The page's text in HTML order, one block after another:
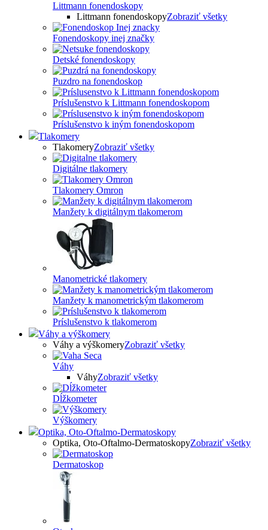
Littmann fonendoskopy
Littmann fonendoskopyZobraziť všetky
Fonendoskopy inej značky
Detské fonendoskopy
Puzdro na fonendoskop
Príslušenstvo k Littmann fonendoskopom
Príslušenstvo k iným fonendoskopom
Tlakomery
TlakomeryZobraziť všetky
Digitálne tlakomery
Tlakomery Omron
Manžety k digitálnym tlakomerom
Manometrické tlakomery
Manžety k manometrickým tlakomerom
Príslušenstvo k tlakomerom
Váhy a výškomery
Váhy a výškomeryZobraziť všetky
Váhy
VáhyZobraziť všetky
Dĺžkometer
Výškomery
Optika, Oto-Oftalmo-Dermatoskopy
Optika, Oto-Oftalmo-DermatoskopyZobraziť všetky
Dermatoskop